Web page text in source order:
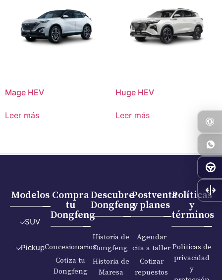
Mage HEV
Leer más
Huge HEV
Leer más
Modelos
SUV
Pickup
Compra
tu
Dongfeng
Concesionarios
Cotiza tu
Dongfeng
Descubre
Dongfeng
Historia de
Dongfeng
Historia de
Maresa
Postventa
y planes
Agendar
cita a taller
Cotizar
repuestos
Políticas
y
términos
Políticas de
privacidad
y